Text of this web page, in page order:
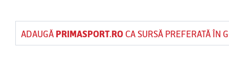
ADAUGĂ PRIMASPORT.ROCA SURSĂ PREFERATĂ ÎN